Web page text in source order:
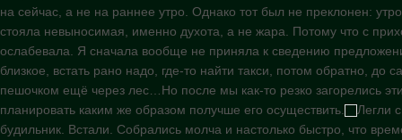
на сейчас, а не на раннее утро. Однако тот был не преклонен:
стояла невыносимая, именно духота, а не жара. Потому что с
ослабевала. Я сначала вообще не приняла к сведению
близкое, встать рано надо, где-то найти такси, потом обратно, до
пешочком ещё через лес…Но после мы как-то резко загорелись
планировать каким же образом получше его осуществить.
Легли
будильник. Встали. Собрались молча и настолько быстро, что